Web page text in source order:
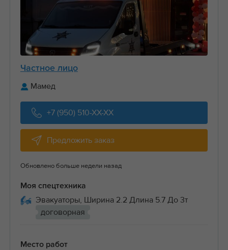
Частное лицо
Мамед
+7 (950) 510-XX-XX
Предложить заказ
Обновлено больше недели назад
Моя спецтехника
Эвакуаторы, Ширина 2.2 Длина 5.7 До 3т
договорная
Место работ